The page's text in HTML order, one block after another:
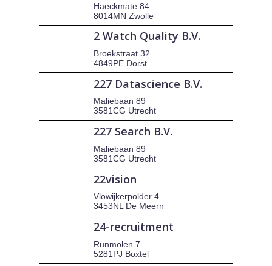
Haeckmate 84
8014MN Zwolle
2 Watch Quality B.V.
Broekstraat 32
4849PE Dorst
227 Datascience B.V.
Maliebaan 89
3581CG Utrecht
227 Search B.V.
Maliebaan 89
3581CG Utrecht
22vision
Vlowijkerpolder 4
3453NL De Meern
24-recruitment
Runmolen 7
5281PJ Boxtel